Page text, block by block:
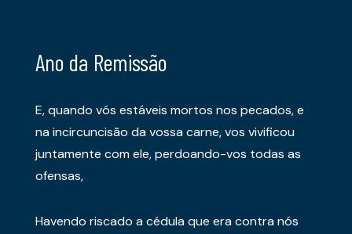
Ano da Remissão
E, quando vós estáveis mortos nos pecados, e
na incircuncisão da vossa carne, vos vivificou
juntamente com ele, perdoando-vos todas as
ofensas,
Havendo riscado a cédula que era contra nós